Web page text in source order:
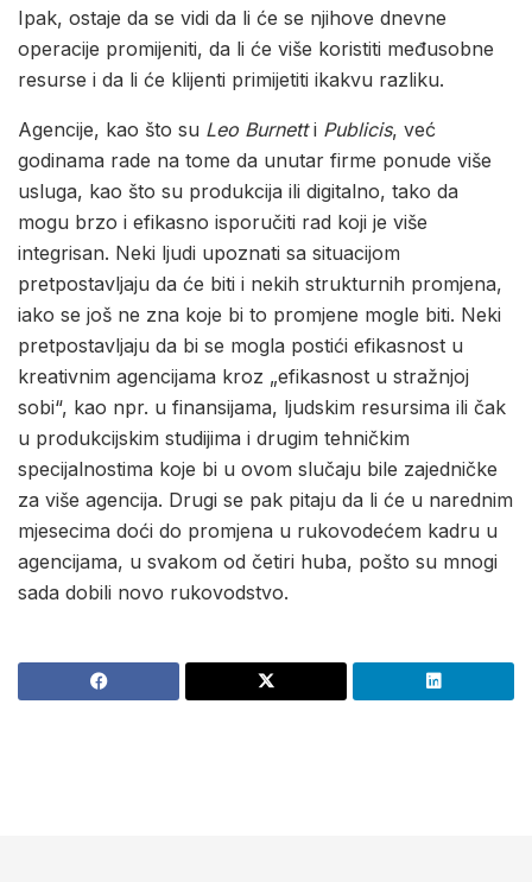
Ipak, ostaje da se vidi da li će se njihove dnevne
operacije promijeniti, da li će više koristiti međusobne
resurse i da li će klijenti primijetiti ikakvu razliku.
Agencije, kao što su Leo Burnetti Publicis, već
godinama rade na tome da unutar firme ponude više
usluga, kao što su produkcija ili digitalno, tako da
mogu brzo i efikasno isporučiti rad koji je više
integrisan. Neki ljudi upoznati sa situacijom
pretpostavljaju da će biti i nekih strukturnih promjena,
iako se još ne zna koje bi to promjene mogle biti. Neki
pretpostavljaju da bi se mogla postići efikasnost u
kreativnim agencijama kroz „efikasnost u stražnjoj
sobi“, kao npr. u finansijama, ljudskim resursima ili čak
u produkcijskim studijima i drugim tehničkim
specijalnostima koje bi u ovom slučaju bile zajedničke
za više agencija. Drugi se pak pitaju da li će u narednim
mjesecima doći do promjena u rukovodećem kadru u
agencijama, u svakom od četiri huba, pošto su mnogi
sada dobili novo rukovodstvo.